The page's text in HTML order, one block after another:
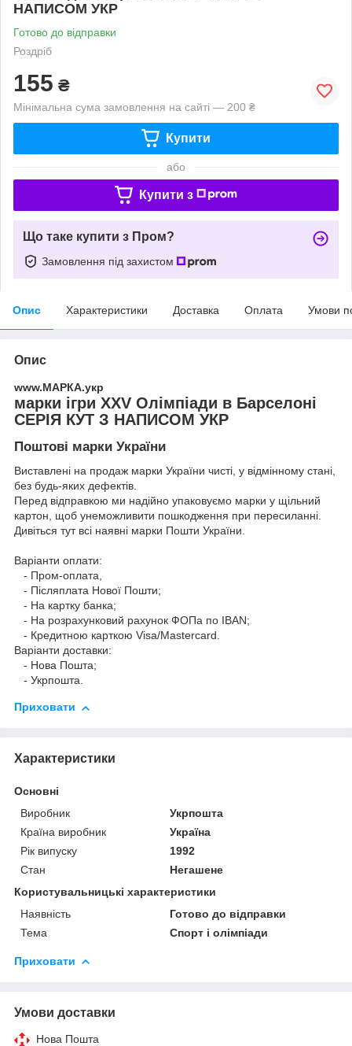
НАПИСОМ УКР
Готово до відправки
Роздріб
155 ₴
Мінімальна сума замовлення на сайті — 200 ₴
Купити
або
Купити з
Що таке купити з Пром?
Замовлення під захистом
Опис Характеристики Доставка Оплата Умови
Опис
www.МАРКА.укр
марки ігри XXV Олімпіади в Барселоні
СЕРІЯ КУТ З НАПИСОМ УКР
Поштові марки України
Виставлені на продаж марки України чисті, у відмінному стані,
без будь-яких дефектів.
Перед відправкою ми надійно упаковуємо марки у щільний
картон, щоб унеможливити пошкодження при пересиланні.
Дивіться тут всі наявні марки Пошти України.
Варіанти оплати:
- Пром-оплата,
- Післяплата Нової Пошти;
- На картку банка;
- На розрахунковий рахунок ФОПа по IBAN;
- Кредитною карткою Visa/Mastercard.
Варіанти доставки:
- Нова Пошта;
- Укрпошта.
Приховати
Характеристики
Основні
Виробник
Укрпошта
Країна виробник
Україна
Рік випуску
1992
Стан
Негашене
Користувальницькі характеристики
Наявність
Готово до відправки
Тема
Спорт і олімпіади
Приховати
Умови доставки
Нова Пошта